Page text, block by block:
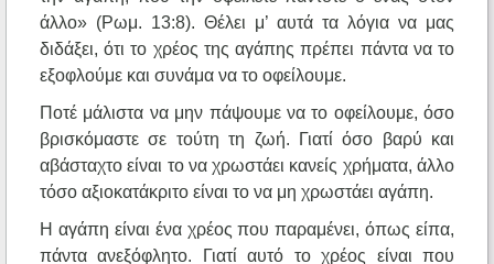
άλλο» (Ρωμ. 13:8). Θέλει μ’ αυτά τα λόγια να μας
διδάξει, ότι το χρέος της αγάπης πρέπει πάντα να το
εξοφλούμε και συνάμα να το οφείλουμε.
Ποτέ μάλιστα να μην πάψουμε να το οφείλουμε, όσο
βρισκόμαστε σε τούτη τη ζωή. Γιατί όσο βαρύ και
αβάσταχτο είναι το να χρωστάει κανείς χρήματα, άλλο
τόσο αξιοκατάκριτο είναι το να μη χρωστάει αγάπη.
Η αγάπη είναι ένα χρέος που παραμένει, όπως είπα,
πάντα ανεξόφλητο. Γιατί αυτό το χρέος είναι που